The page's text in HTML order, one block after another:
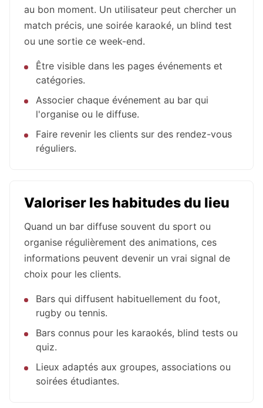
au bon moment. Un utilisateur peut chercher un
match précis, une soirée karaoké, un blind test
ou une sortie ce week-end.
Être visible dans les pages événements et
catégories.
Associer chaque événement au bar qui
l'organise ou le diffuse.
Faire revenir les clients sur des rendez-vous
réguliers.
Valoriser les habitudes du lieu
Quand un bar diffuse souvent du sport ou
organise régulièrement des animations, ces
informations peuvent devenir un vrai signal de
choix pour les clients.
Bars qui diffusent habituellement du foot,
rugby ou tennis.
Bars connus pour les karaokés, blind tests ou
quiz.
Lieux adaptés aux groupes, associations ou
soirées étudiantes.